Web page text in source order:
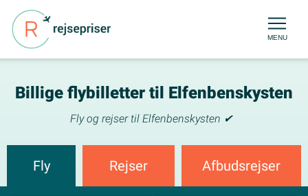
MENU
Billige flybilletter til Elfenbenskysten
Fly og rejser til Elfenbenskysten ✔
Fly Rejser Afbudsrejser